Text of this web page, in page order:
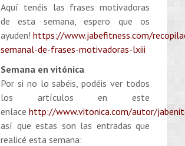
Aquí tenéis las frases motivadoras
de esta semana, espero que os
ayuden! https://www.jabefitness.com/
semanal-de-frases-motivadoras-lxiii
Semana en vitónica
Por si no lo sabéis, podéis ver todos
los artículos en este
enlace http://www.vitonica.com/autor/
así que estas son las entradas que
realicé esta semana: